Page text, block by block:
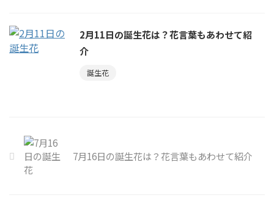
2月11日の誕生花は？花言葉もあわせて紹
介
誕生花
7月16日の誕生花は？花言葉もあわせて紹介